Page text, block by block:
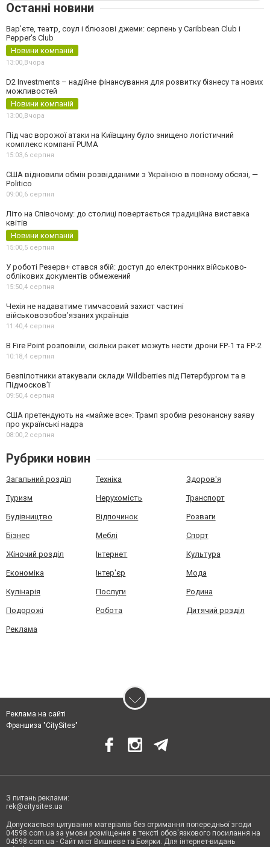
Останні новини
Вар’єте, театр, соул і блюзові джеми: серпень у Caribbean Club і
Pepper's Club
Новини компаній
13:00,Вчора
D2 Investments – надійне фінансування для розвитку бізнесу та нових
можливостей
Новини компаній
13:00,Вчора
Під час ворожої атаки на Київщину було знищено логістичний
комплекс компанії PUMA
15:03,6 серпня
США відновили обмін розвідданими з Україною в повному обсязі, —
Politico
09:00,6 серпня
Літо на Співочому: до столиці повертається традиційна виставка
квітів
Новини компаній
15:00,5 серпня
У роботі Резерв+ стався збій: доступ до електронних військово-
облікових документів обмежений
15:50,4 серпня
Чехія не надаватиме тимчасовий захист частині
військовозобов’язаних українців
11:40,4 серпня
В Fire Point розповіли, скільки ракет можуть нести дрони FP-1 та FP-2
10:18,4 серпня
Безпілотники атакували склади Wildberries під Петербургом та в
Підмосков’ї
09:50,4 серпня
США претендують на «майже все»: Трамп зробив резонансну заяву
про українські надра
08:00,2 серпня
Рубрики новин
Загальний розділ Техніка Здоров'я
Туризм Нерухомість Транспорт
Будівництво Відпочинок Розваги
Бізнес Меблі Спорт
Жіночий розділ Інтернет Культура
Економіка Інтер'єр Мода
Кулінарія Послуги Родина
Подорожі Робота Дитячий розділ
Реклама
Реклама на сайті
Франшиза "CitySites"
З питань реклами:
rek@citysites.ua
Допускається цитування матеріалів без отримання попередньої згоди
04598.com.ua за умови розміщення в тексті обов'язкового посилання на
04598.com.ua - Сайт міст Вишневе та Боярки. Для інтернет-видань